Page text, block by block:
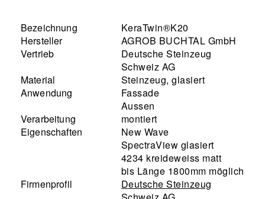
Bezeichnung
KeraTwin®K20
Hersteller
AGROB BUCHTAL GmbH
Vertrieb
Deutsche Steinzeug
Schweiz AG
Material
Steinzeug, glasiert
Anwendung
Fassade
Aussen
Verarbeitung
montiert
Eigenschaften
New Wave
SpectraView glasiert
4234 kreideweiss matt
bis Länge 1800mm möglich
Firmenprofil
Deutsche Steinzeug